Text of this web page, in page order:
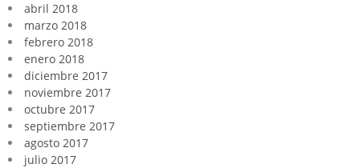
abril 2018
marzo 2018
febrero 2018
enero 2018
diciembre 2017
noviembre 2017
octubre 2017
septiembre 2017
agosto 2017
julio 2017